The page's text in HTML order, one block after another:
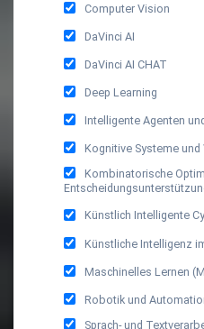
Computer Vision
DaVinci AI
DaVinci AI CHAT
Deep Learning
Intelligente Agenten
Kognitive Systeme
Kombinatorische
Künstlich Intelligente
Künstliche Intelligenz
Maschinelles Lernen
Robotik und
Sprach- und